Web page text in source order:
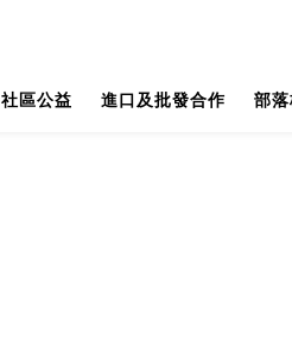
社區公益 進口及批發合作 部